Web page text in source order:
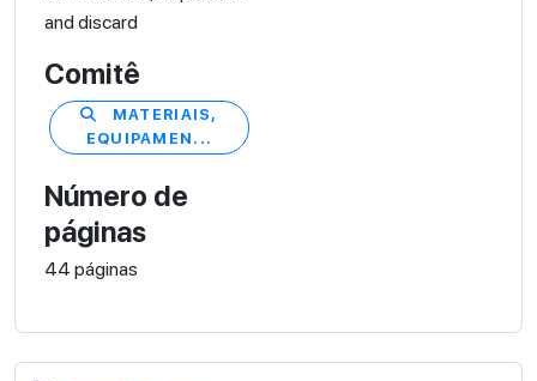
and discard
Comitê
MATERIAIS,
EQUIPAMEN...
Número de
páginas
44 páginas